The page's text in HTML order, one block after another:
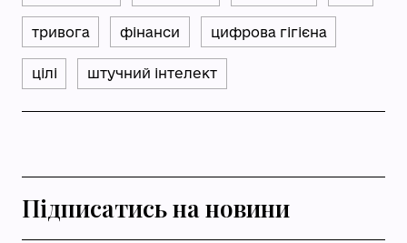
тривога фінанси цифрова гігієна
цілі штучний інтелект
Підписатись на новини